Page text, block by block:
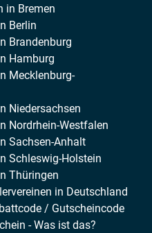
in Bremen
Berlin
Brandenburg
Hamburg
Mecklenburg-
Niedersachsen
Nordrhein-Westfalen
Sachsen-Anhalt
Schleswig-Holstein
Thüringen
in Deutschland
/ Gutscheincode
- Was ist das?